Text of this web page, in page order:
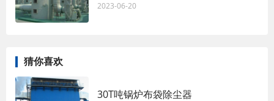
2023-06-20
猜你喜欢
30T吨锅炉布袋除尘器